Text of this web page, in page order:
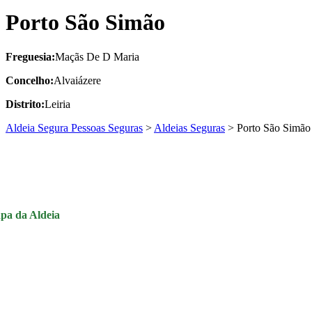
Porto São Simão
Freguesia:Maçãs De D Maria
Concelho:Alvaiázere
Distrito:Leiria
Aldeia Segura Pessoas Seguras > Aldeias Seguras > Porto São Simão
da Aldeia